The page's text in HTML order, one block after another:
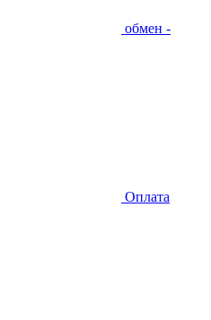
обмен -
Оплата